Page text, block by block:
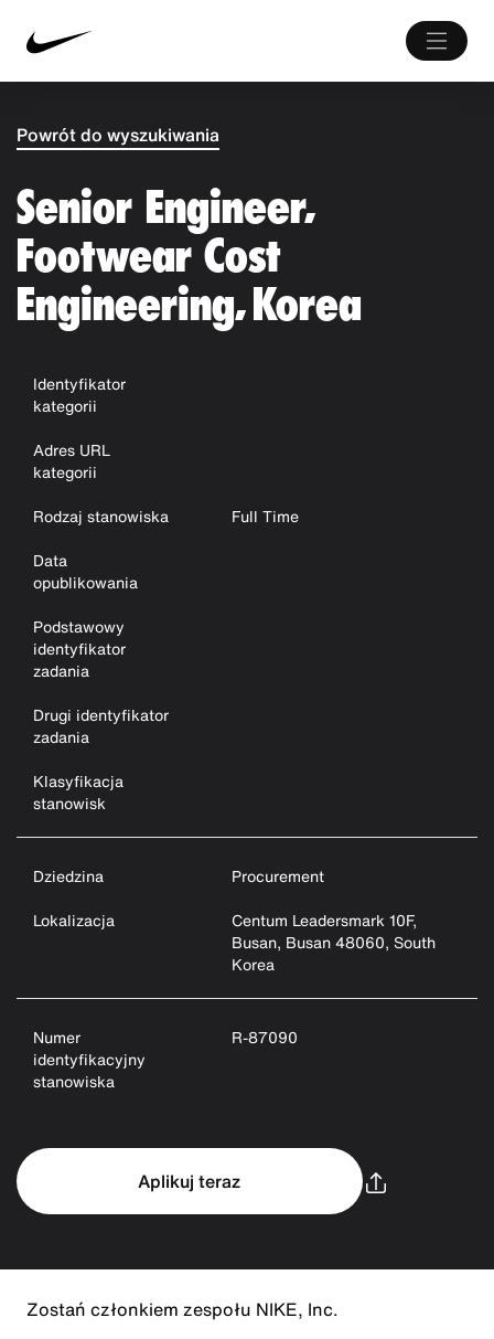
Powrót do wyszukiwania
Senior Engineer,
Footwear Cost
Engineering, Korea
Identyfikator
kategorii
Adres URL
kategorii
Rodzaj stanowiska
Full Time
Data
opublikowania
Podstawowy
identyfikator
zadania
Drugi identyfikator
zadania
Klasyfikacja
stanowisk
Dziedzina
Procurement
Lokalizacja
Centum Leadersmark 10F,
Busan, Busan 48060, South
Korea
Numer
identyfikacyjny
stanowiska
R-87090
Aplikuj teraz
Zostań członkiem zespołu NIKE, Inc.